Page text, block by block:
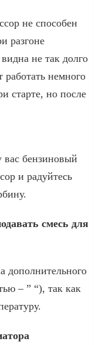
не способен
разгоне
не так долго
работать немного
старте, но после
вас бензиновый
и радуйтесь
смесь для
дополнительного
– ” “), так как